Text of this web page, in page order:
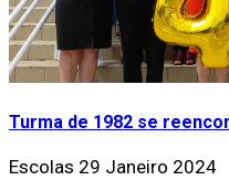
Turma de 1982 se
Escolas 29 Janeiro 2024